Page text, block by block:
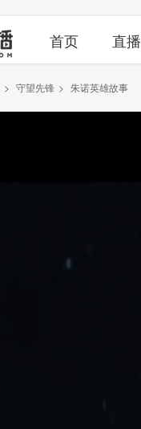
首页 直播
> 守望先锋 > 朱诺英雄故事